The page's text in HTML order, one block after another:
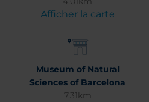
Afficher la carte
Museum of Natural
Sciences of Barcelona
7.31km